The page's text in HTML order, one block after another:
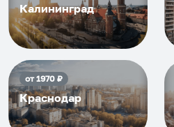
Калининград
от1970₽
Краснодар